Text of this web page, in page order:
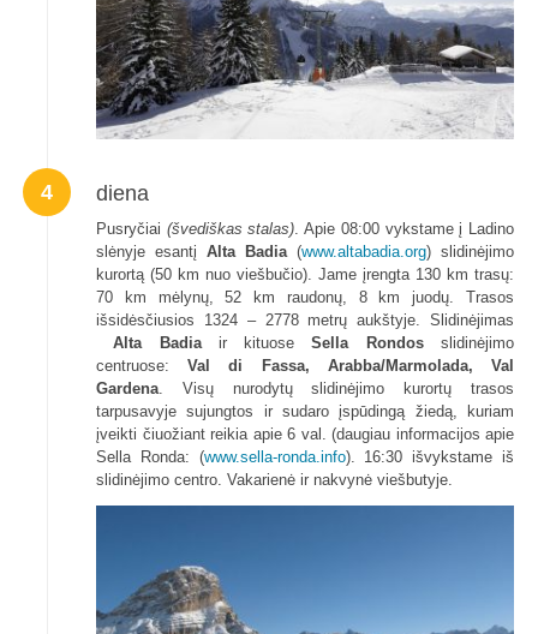
4 diena
Pusryčiai (švediškas stalas) . Apie 08:00 vykstame į Ladino
slėnyje esantį Alta Badia (www.altabadia.org) slidinėjimo
kurortą (50 km nuo viešbučio). Jame įrengta 130 km trasų:
70 km mėlynų, 52 km raudonų, 8 km juodų. Trasos
išsidėsčiusios 1324 – 2778 metrų aukštyje. Slidinėjimas
Alta Badiair kituoseSella Rondosslidinėjimo
centruose:Val di Fassa, Arabba/Marmolada, Val
Gardena . Visų nurodytų slidinėjimo kurortų trasos
tarpusavyje sujungtos ir sudaro įspūdingą žiedą, kuriam
įveikti čiuožiant reikia apie 6 val. (daugiau informacijos apie
Sella Ronda: (www.sella-ronda.info). 16:30 išvykstame iš
slidinėjimo centro. Vakarienė ir nakvynė viešbutyje.